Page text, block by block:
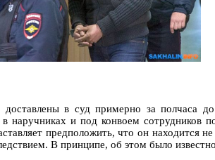
в суд примерно за полчаса
наручниках и под конвоем сотрудников
предположить, что он
В принципе, об этом было